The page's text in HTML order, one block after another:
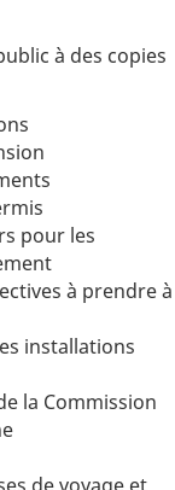
à des copies
pour les
à prendre à
installations
la Commission